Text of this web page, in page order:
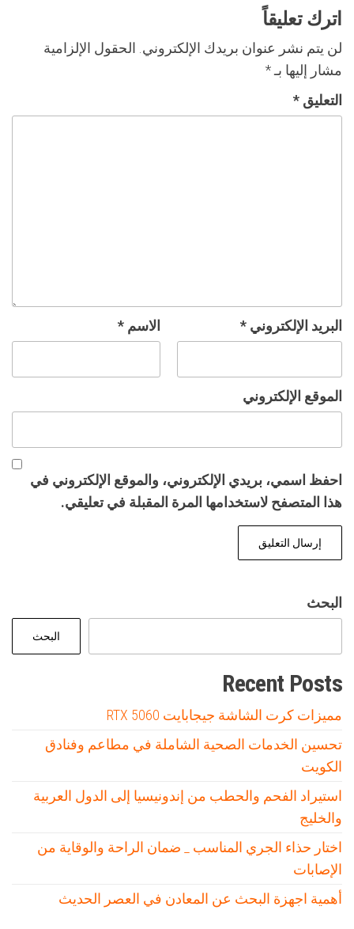
اترك تعليقاً
لن يتم نشر عنوان بريدك الإلكتروني. الحقول الإلزامية
مشار إليها بـ*
التعليق *
الاسم * البريد الإلكتروني *
الموقع الإلكتروني
احفظ اسمي، بريدي الإلكتروني، والموقع الإلكتروني في
هذا المتصفح لاستخدامها المرة المقبلة في تعليقي.
البحث
البحث
Recent Posts
مميزات كرت الشاشة جيجابايت RTX 5060
تحسين الخدمات الصحية الشاملة في مطاعم وفنادق
الكويت
استيراد الفحم والحطب من إندونيسيا إلى الدول العربية
والخليج
اختار حذاء الجري المناسب _ ضمان الراحة والوقاية من
الإصابات
أهمية اجهزة البحث عن المعادن في العصر الحديث